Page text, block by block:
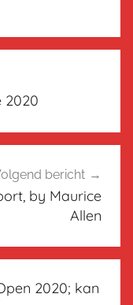
2020
bericht
by Maurice
Allen
2020; kan